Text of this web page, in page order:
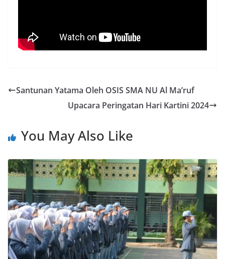
Santunan Yatama Oleh OSIS SMA NU Al Ma’ruf
Upacara Peringatan Hari Kartini 2024
You May Also Like